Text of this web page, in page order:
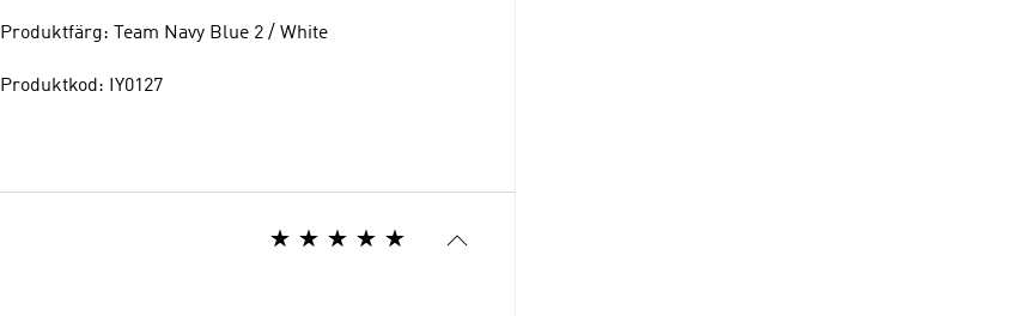
Produktfärg: Team Navy Blue 2 / White
Produktkod: IY0127